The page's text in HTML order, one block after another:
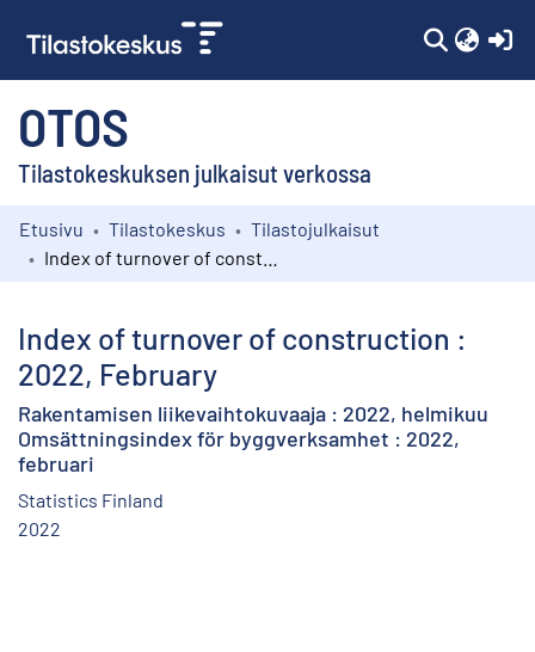
OTOS
Tilastokeskuksen julkaisut verkossa
Kokoelmat
Etusivu Tilastokeskus
Tilastojulkaisut
Index of turnover of construction :
2022, February
Rakentamisen liikevaihtokuvaaja : 2022, helmikuu
Omsättningsindex för byggverksamhet : 2022,
februari
Statistics Finland
2022